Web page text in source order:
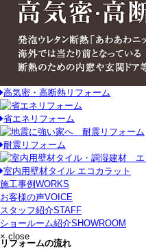
高気密・高断熱リフォーム
省エネリフォーム
耐震リフォーム
室内用壁材タイル エコカラット
施工事例 WORKS
お客様の声VOICE
スタッフ紹介STAFF
ショールーム紹介SHOWROOM
× close
リフォームの流れ